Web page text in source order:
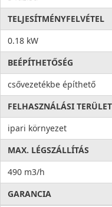
TELJESÍTMÉNYFELVÉTEL
0.18 kW
BEÉPÍTHETŐSÉG
csővezetékbe építhető
FELHASZNÁLÁSI TERÜLET
ipari környezet
MAX. LÉGSZÁLLÍTÁS
490 m3/h
GARANCIA